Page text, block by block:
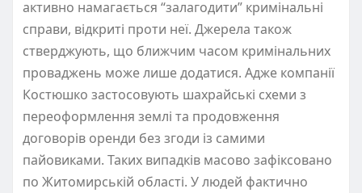
активно намагається “залагодити” кримінальні
справи, відкриті проти неї. Джерела також
стверджують, що ближчим часом кримінальних
проваджень може лише додатися. Адже компанії
Костюшко застосовують шахрайські схеми з
переоформлення землі та продовження
договорів оренди без згоди із самими
пайовиками. Таких випадків масово зафіксовано
по Житомирській області. У людей фактично